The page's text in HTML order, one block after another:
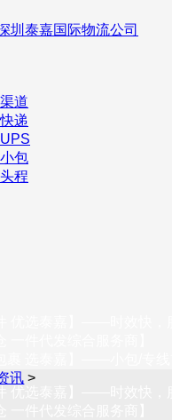
道
递
包
程
优选泰嘉】——时效快，
讯 >